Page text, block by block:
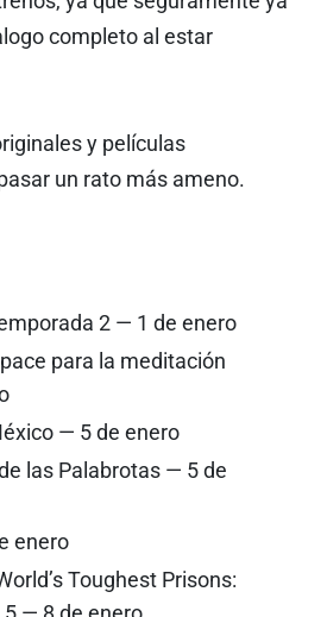
completo al estar
y películas
un rato más ameno.
2 — 1 de enero
para la meditación
— 5 de enero
las Palabrotas — 5 de
enero
Toughest Prisons: